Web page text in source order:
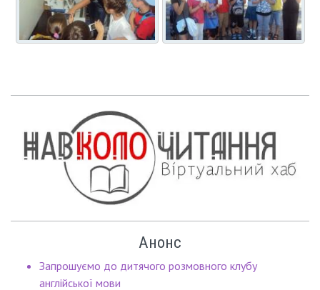
Анонс
Запрошуємо до дитячого розмовного клубу
англійської мови